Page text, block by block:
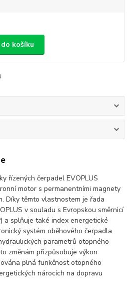
košíku
řízených čerpadel EVOPLUS
motor s permanentními magnety
Díky těmto vlastnostem je řada
v souladu s Evropskou směrnicí
a splňuje také index energetické
systém oběhového čerpadla
parametrů otopného
změnám přizpůsobuje výkon
plná funkčnost otopného
nárocích na dopravu